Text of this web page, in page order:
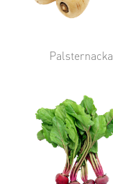
Palsternacka